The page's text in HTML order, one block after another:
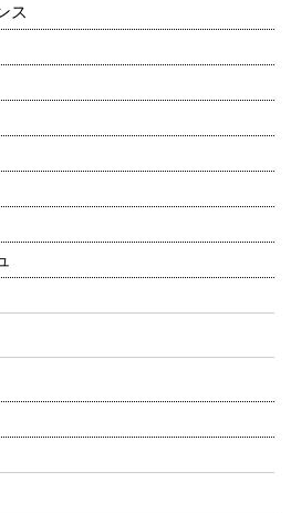
規約等の変更などを通知するた
意取得の方法、利用中止要請の
ついては、その収集が行われる
るものとします。
ビスの所定の設定を行うことに
または一部についてその収集又
とができ、この場合、当社は速
ころに従い、その利用を停止し
項目によっては、その収集また
提となるため、当社所定の方法
供、情報収集モジュールの有無
下の提携先が、ユーザーの端末
を利用して利用者情報を蓄積及
ス